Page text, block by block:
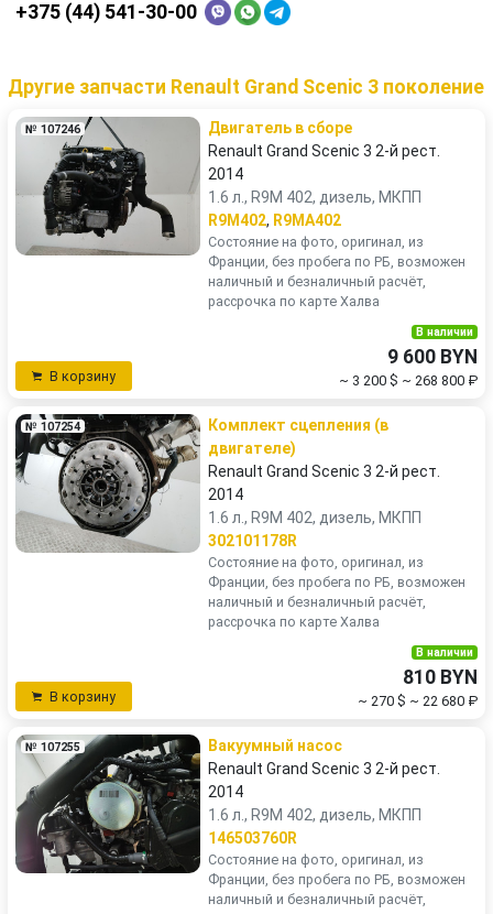
+375 (44) 541-30-00
Другие запчасти Renault Grand Scenic 3 поколение
№ 107246
Двигатель в сборе
Renault Grand Scenic 3 2-й рест.
2014
1.6 л., R9M 402, дизель, МКПП
R9M402, R9MA402
Состояние на фото, оригинал, из
Франции, без пробега по РБ, возможен
наличный и безналичный расчёт,
рассрочка по карте Халва
В корзину
В наличии
9 600 BYN
~ 3 200 $ ~ 268 800 ₽
№ 107254
Комплект сцепления (в
двигателе)
Renault Grand Scenic 3 2-й рест.
2014
1.6 л., R9M 402, дизель, МКПП
302101178R
Состояние на фото, оригинал, из
Франции, без пробега по РБ, возможен
наличный и безналичный расчёт,
рассрочка по карте Халва
В корзину
В наличии
810 BYN
~ 270 $ ~ 22 680 ₽
№ 107255
Вакуумный насос
Renault Grand Scenic 3 2-й рест.
2014
1.6 л., R9M 402, дизель, МКПП
146503760R
Состояние на фото, оригинал, из
Франции, без пробега по РБ, возможен
наличный и безналичный расчёт,